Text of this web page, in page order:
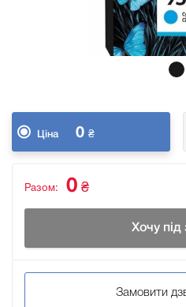
Ціна 0 ₴
Разом: 0 ₴
Хочу під
Замовити